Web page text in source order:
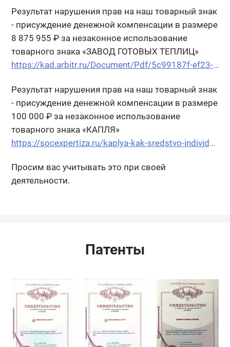
Результат нарушения прав на наш товарный знак
- присуждение денежной компенсации в размере
8 875 955 ₽ за незаконное использование
товарного знака «ЗАВОД ГОТОВЫХ ТЕПЛИЦ»
https://kad.arbitr.ru/Document/Pdf/5c99187f-ef23-4251-abf7-3f09f0c1f1da/a60b2388-b75b-44a2-8e1d-f5139bbf453c/A31-8582-2019_20220524_Reshenija_i_postanovlenija.pdf?isAddStamp=True
Результат нарушения прав на наш товарный знак
- присуждение денежной компенсации в размере
100 000 ₽ за незаконное использование
товарного знака «КАПЛЯ»
https://socexpertiza.ru/kaplya-kak-sredstvo-individualizatsii.php
Просим вас учитывать это при своей
деятельности.
Патенты